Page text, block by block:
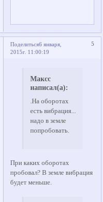
Поделиться 5
6 января,
2015г. 11:00:19
Максс
написал(а):
.На оборотах
есть вибрация...
надо в земле
попробовать.
При каких оборотах
пробовал? В земле вибрация
будет меньше.